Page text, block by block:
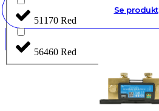
51170 Red
56460 Red
Se produkt